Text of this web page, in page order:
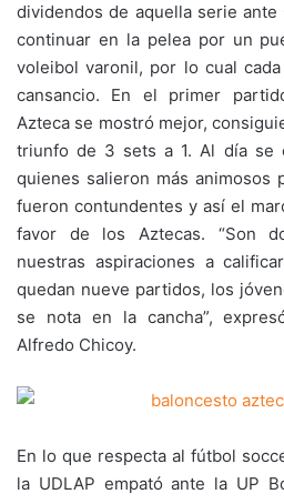
dividendos de aquella serie
continuar en la pelea por un
voleibol varonil, por lo cual
cansancio. En el primer
Azteca se mostró mejor,
triunfo de 3 sets a 1. Al día se
quienes salieron más animosos
fueron contundentes y así el
favor de los Aztecas. “Son
nuestras aspiraciones a
quedan nueve partidos, los
se nota en la cancha”,
Alfredo Chicoy.
En lo que respecta al fútbol
la UDLAP empató ante la UP